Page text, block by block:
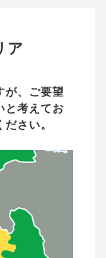
ア
が、ご要望
と考えてお
さい。